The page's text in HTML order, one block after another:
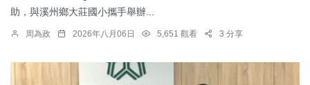
助，與溪州鄉大莊國小攜手舉辦...
周為政 2026年八月06日 5,651 觀看 3 分享